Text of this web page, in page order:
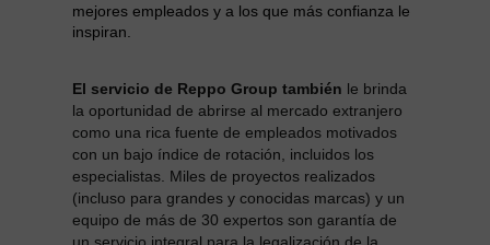
mejores empleados y a los que más confianza le
inspiran.
El servicio de Reppo Group también le brinda
la oportunidad de abrirse al mercado extranjero
como una rica fuente de empleados motivados
con un bajo índice de rotación, incluidos los
especialistas. Miles de proyectos realizados
(incluso para grandes y conocidas marcas) y un
equipo de más de 30 expertos son garantía de